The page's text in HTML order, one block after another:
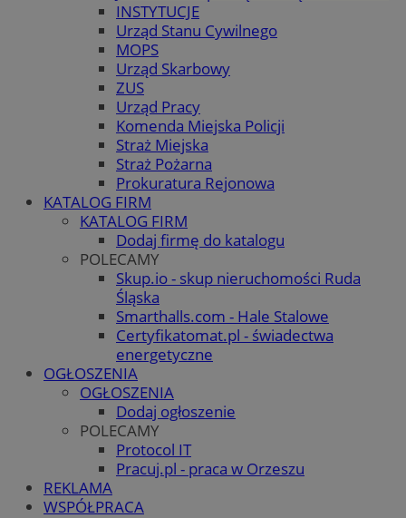
INSTYTUCJE
Urząd Stanu Cywilnego
MOPS
Urząd Skarbowy
ZUS
Urząd Pracy
Komenda Miejska Policji
Straż Miejska
Straż Pożarna
Prokuratura Rejonowa
KATALOG FIRM
KATALOG FIRM
Dodaj firmę do katalogu
POLECAMY
Skup.io - skup nieruchomości Ruda
Śląska
Smarthalls.com - Hale Stalowe
Certyfikatomat.pl - świadectwa
energetyczne
OGŁOSZENIA
OGŁOSZENIA
Dodaj ogłoszenie
POLECAMY
Protocol IT
Pracuj.pl - praca w Orzeszu
REKLAMA
WSPÓŁPRACA